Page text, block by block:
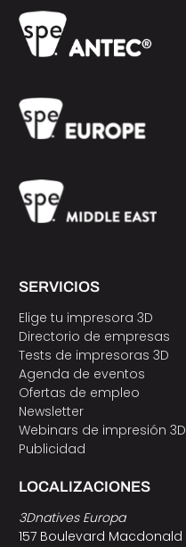
SERVICIOS
Elige tu impresora 3D
Directorio de empresas
Tests de impresoras 3D
Agenda de eventos
Ofertas de empleo
Newsletter
Webinars de impresión 3D
Publicidad
LOCALIZACIONES
3Dnatives Europa
157 Boulevard Macdonald